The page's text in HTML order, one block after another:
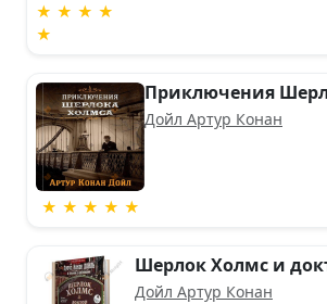
★ ★ ★ ★
★
★ ★ ★ ★ ★
Приключения
Дойл Артур Конан
Шерлок Холмс и
Дойл Артур Конан